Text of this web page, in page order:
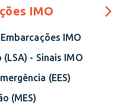
IMO
IMO
- Sinais IMO
(EES)
(MES)